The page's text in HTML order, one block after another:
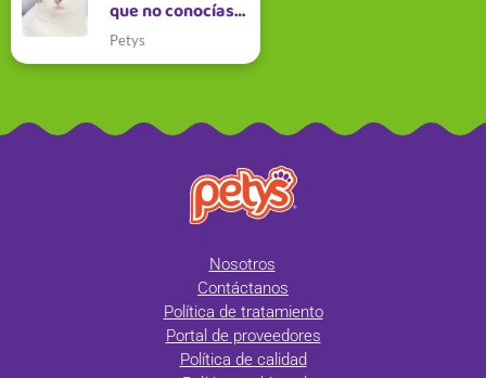
que no conocías
de los gatos
Petys
Nosotros
Contáctanos
Política de tratamiento
Portal de proveedores
Política de calidad